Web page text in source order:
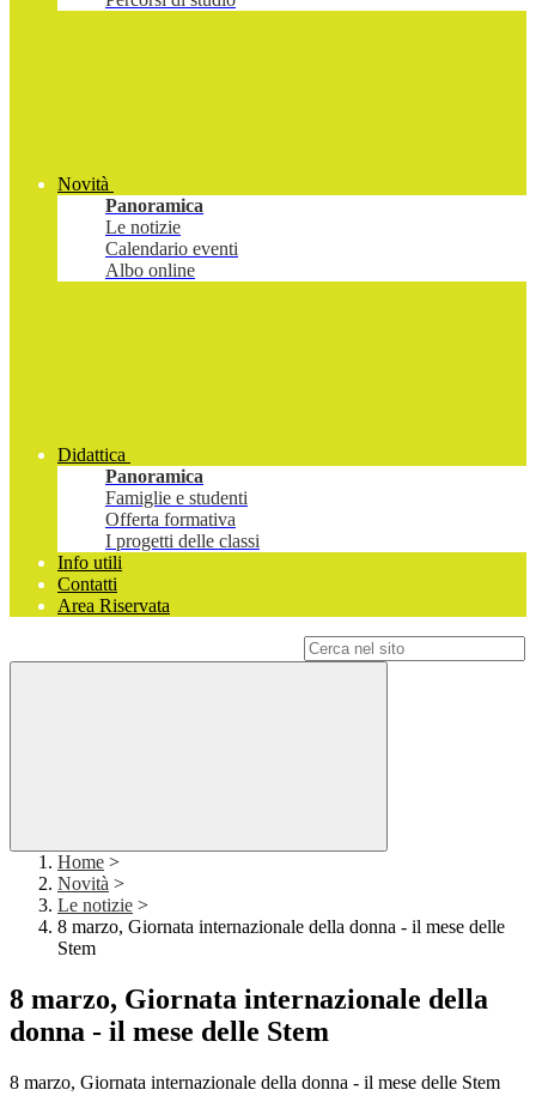
Novità
Panoramica
Le notizie
Calendario eventi
Albo online
Didattica
Panoramica
Famiglie e studenti
Offerta formativa
I progetti delle classi
Info utili
Contatti
Area Riservata
Home >
Novità >
Le notizie >
8 marzo, Giornata internazionale della donna - il mese delle
Stem
8 marzo, Giornata internazionale della
donna - il mese delle Stem
8 marzo, Giornata internazionale della donna - il mese delle Stem